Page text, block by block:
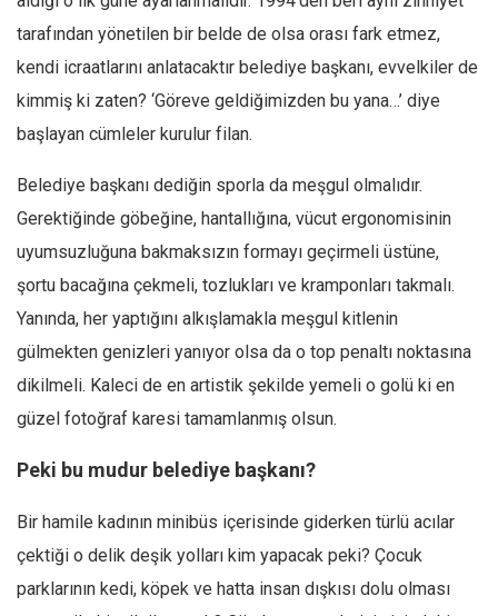
tarafından yönetilen bir belde de olsa orası fark etmez,
kendi icraatlarını anlatacaktır belediye başkanı, evvelkiler de
kimmiş ki zaten? ‘Göreve geldiğimizden bu yana…’ diye
başlayan cümleler kurulur filan.
Belediye başkanı dediğin sporla da meşgul olmalıdır.
Gerektiğinde göbeğine, hantallığına, vücut ergonomisinin
uyumsuzluğuna bakmaksızın formayı geçirmeli üstüne,
şortu bacağına çekmeli, tozlukları ve kramponları takmalı.
Yanında, her yaptığını alkışlamakla meşgul kitlenin
gülmekten genizleri yanıyor olsa da o top penaltı noktasına
dikilmeli. Kaleci de en artistik şekilde yemeli o golü ki en
güzel fotoğraf karesi tamamlanmış olsun.
Peki bu mudur belediye başkanı?
Bir hamile kadının minibüs içerisinde giderken türlü acılar
çektiği o delik deşik yolları kim yapacak peki? Çocuk
parklarının kedi, köpek ve hatta insan dışkısı dolu olması